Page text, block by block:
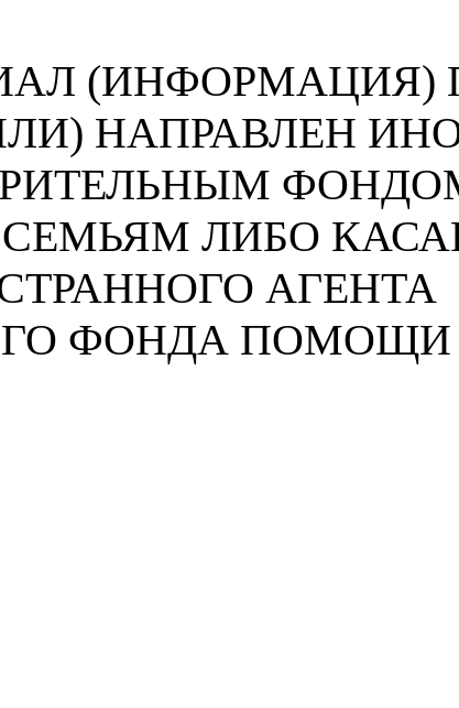
(ИНФОРМАЦИЯ)
НАПРАВЛЕН
ЛИБО
АГЕНТА
ФОНДА